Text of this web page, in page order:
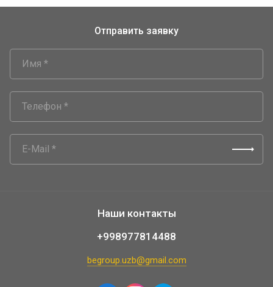
Отправить заявку
Наши контакты
+998977814488
begroup.uzb@gmail.com